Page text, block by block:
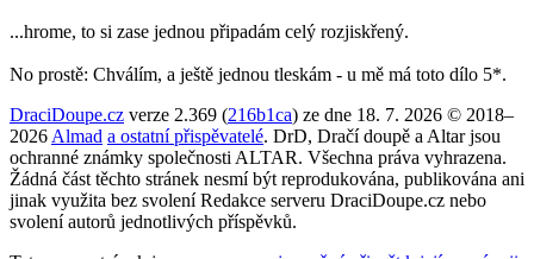
...hrome, to si zase jednou připadám celý rozjiskřený.
No prostě: Chválím, a ještě jednou tleskám - u mě má toto dílo 5*.
DraciDoupe.cz verze 2.369 (216b1ca) ze dne 18. 7. 2026 © 2018–
2026 Almad a ostatní přispěvatelé. DrD, Dračí doupě a Altar jsou
ochranné známky společnosti ALTAR. Všechna práva vyhrazena.
Žádná část těchto stránek nesmí být reprodukována, publikována ani
jinak využita bez svolení Redakce serveru DraciDoupe.cz nebo
svolení autorů jednotlivých příspěvků.